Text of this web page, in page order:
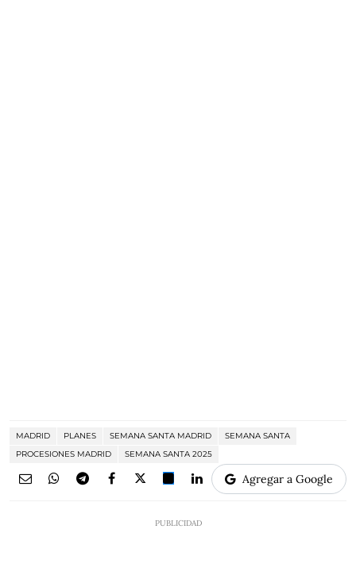
MADRID PLANES SEMANA SANTA MADRID
SEMANA SANTA
PROCESIONES MADRID
SEMANA SANTA 2025
Agregar a Google